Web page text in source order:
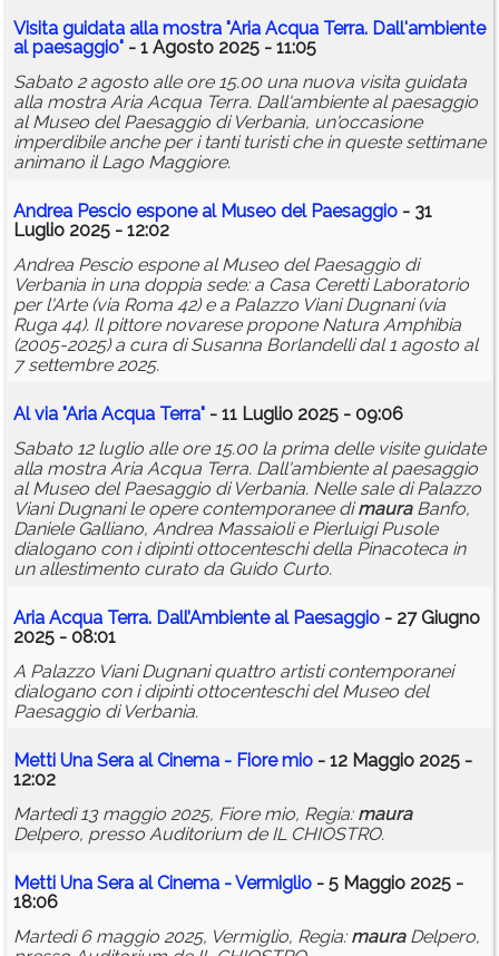
Visita guidata alla mostra "Aria Acqua Terra. Dall'ambiente
al paesaggio" - 1 Agosto 2025 - 11:05
Sabato 2 agosto alle ore 15.00 una nuova visita guidata
alla mostra Aria Acqua Terra. Dall'ambiente al paesaggio
al Museo del Paesaggio di Verbania, un'occasione
imperdibile anche per i tanti turisti che in queste settimane
animano il Lago Maggiore.
Andrea Pescio espone al Museo del Paesaggio - 31
Luglio 2025 - 12:02
Andrea Pescio espone al Museo del Paesaggio di
Verbania in una doppia sede: a Casa Ceretti Laboratorio
per l'Arte (via Roma 42) e a Palazzo Viani Dugnani (via
Ruga 44). Il pittore novarese propone Natura Amphibia
(2005-2025) a cura di Susanna Borlandelli dal 1 agosto al
7 settembre 2025.
Al via "Aria Acqua Terra" - 11 Luglio 2025 - 09:06
Sabato 12 luglio alle ore 15.00 la prima delle visite guidate
alla mostra Aria Acqua Terra. Dall'ambiente al paesaggio
al Museo del Paesaggio di Verbania. Nelle sale di Palazzo
Viani Dugnani le opere contemporanee dimauraBanfo,
Daniele Galliano, Andrea Massaioli e Pierluigi Pusole
dialogano con i dipinti ottocenteschi della Pinacoteca in
un allestimento curato da Guido Curto.
Aria Acqua Terra. Dall’Ambiente al Paesaggio - 27 Giugno
2025 - 08:01
A Palazzo Viani Dugnani quattro artisti contemporanei
dialogano con i dipinti ottocenteschi del Museo del
Paesaggio di Verbania.
Metti Una Sera al Cinema - Fiore mio - 12 Maggio 2025 -
12:02
Martedì 13 maggio 2025, Fiore mio, Regia: maura
Delpero, presso Auditorium de IL CHIOSTRO.
Metti Una Sera al Cinema - Vermiglio - 5 Maggio 2025 -
18:06
Martedì 6 maggio 2025, Vermiglio, Regia: mauraDelpero,